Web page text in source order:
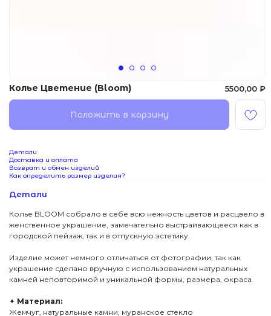
Колье Цветение (Bloom) 5500,00 ₽
Положить в корзину
Детали
Доставка и оплата
Возврат и обмен изделий
Как определить размер изделия?
Детали
Колье BLOOM собрало в себе всю нежность цветов и расцвело в
женственное украшение, замечательно выстраивающееся как в
городской пейзаж, так и в отпускную эстетику.
Изделие может немного отличаться от фотографии, так как
украшение сделано вручную с использованием натуральных
камней неповторимой и уникальной формы, размера, окраса.
✦ Материал:
Жемчуг, натуральные камни, муранское стекло